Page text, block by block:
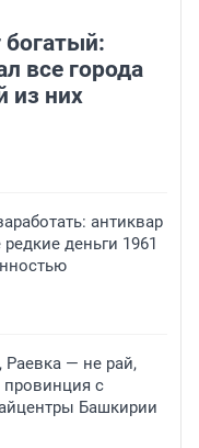
все города
из них
антиквар
деньги 1961
— не рай,
с
Башкирии